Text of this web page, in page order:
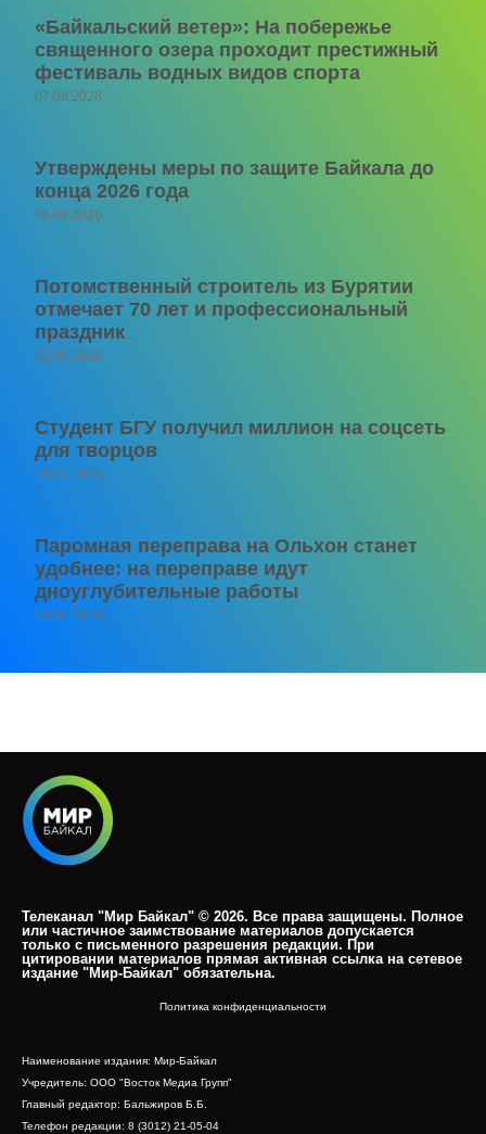
«Байкальский ветер»: На побережье
священного озера проходит престижный
фестиваль водных видов спорта
07.08.2026
Утверждены меры по защите Байкала до
конца 2026 года
06.08.2026
Потомственный строитель из Бурятии
отмечает 70 лет и профессиональный
праздник
06.08.2026
Студент БГУ получил миллион на соцсеть
для творцов
06.08.2026
Паромная переправа на Ольхон станет
удобнее: на переправе идут
дноуглубительные работы
06.08.2026
Телеканал "Мир Байкал" © 2026. Все права защищены. Полное
или частичное заимствование материалов допускается
только с письменного разрешения редакции. При
цитировании материалов прямая активная ссылка на сетевое
издание "Мир-Байкал" обязательна.​
Политика конфиденциальности
Наименование издания: Мир-Байкал
Учредитель: ООО "Восток Медиа Групп"
Главный редактор: Бальжиров Б.Б.
Телефон редакции: 8 (3012) 21-05-04